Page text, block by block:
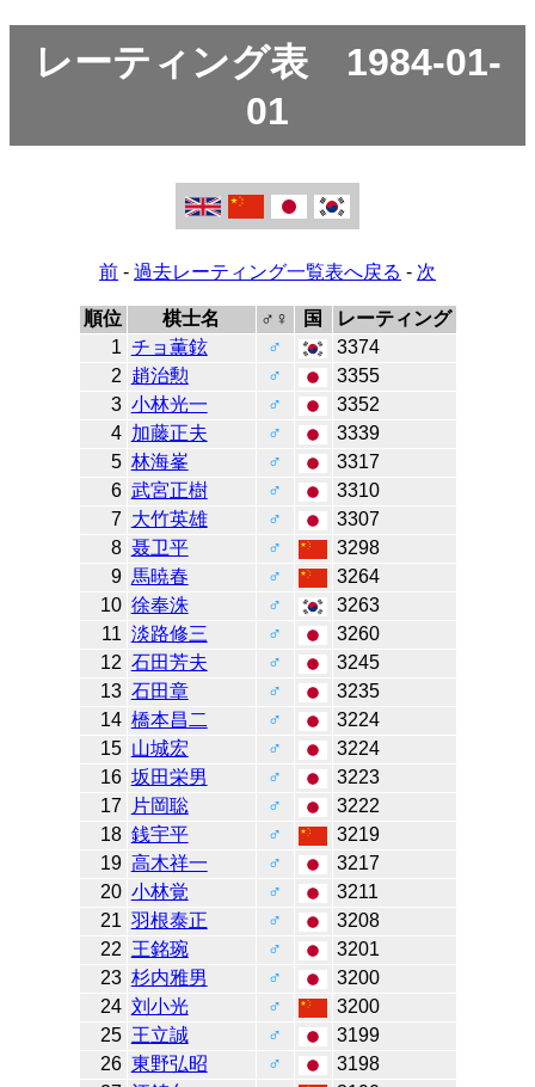
レーティング表 1984-01-
01
前 - 過去レーティング一覧表へ戻る - 次
順位 棋士名 ♂♀ 国
レーティング
1 チョ薫鉉 ♂
3374
2 趙治勲 ♂
3355
3 小林光一 ♂
3352
4 加藤正夫 ♂
3339
5 林海峯 ♂
3317
6 武宮正樹 ♂
3310
7 大竹英雄 ♂
3307
8 聂卫平 ♂
3298
9 馬暁春 ♂
3264
10 徐奉洙 ♂
3263
11 淡路修三 ♂
3260
12 石田芳夫 ♂
3245
13 石田章 ♂
3235
14 橋本昌二 ♂
3224
15 山城宏 ♂
3224
16 坂田栄男 ♂
3223
17
片岡聡 ♂
3222
18 銭宇平 ♂
3219
19 高木祥一 ♂
3217
20 小林覚 ♂
3211
21 羽根泰正 ♂
3208
22 王銘琬 ♂
3201
23 杉内雅男 ♂
3200
24 刘小光 ♂
3200
25 王立誠 ♂
3199
26 東野弘昭 ♂
3198